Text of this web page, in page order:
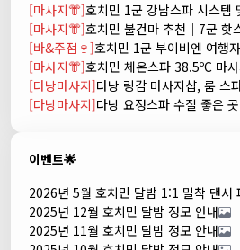
[마사지👘]
[마사지👘]
[바&주점🍷]
[마사지👘]
[다낭마사지]
[다낭마사지]
이벤트🌟
2026년 5월 호치민 달밤 1:1 밀착 댄서
2025년 12월 호치민 달밤 정모 안내
2025년 11월 호치민 달밤 정모 안내